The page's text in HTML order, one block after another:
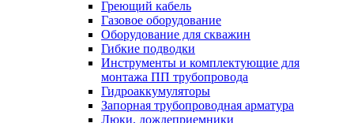
Греющий кабель
Газовое оборудование
Оборудование для скважин
Гибкие подводки
Инструменты и комплектующие для
монтажа ПП трубопровода
Гидроаккумуляторы
Запорная трубопроводная арматура
Люки, дождеприемники